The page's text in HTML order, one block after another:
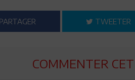
PARTAGER TWEETER
COMMENTER